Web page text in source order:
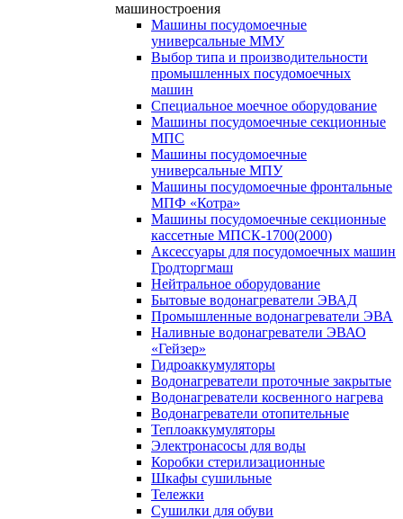
машиностроения
Машины посудомоечные
универсальные ММУ
Выбор типа и производительности
промышленных посудомоечных
машин
Специальное моечное оборудование
Машины посудомоечные секционные
МПС
Машины посудомоечные
универсальные МПУ
Машины посудомоечные фронтальные
МПФ «Котра»
Машины посудомоечные секционные
кассетные МПСК-1700(2000)
Аксессуары для посудомоечных машин
Гродторгмаш
Нейтральное оборудование
Бытовые водонагреватели ЭВАД
Промышленные водонагреватели ЭВА
Наливные водонагреватели ЭВАО
«Гейзер»
Гидроаккумуляторы
Водонагреватели проточные закрытые
Водонагреватели косвенного нагрева
Водонагреватели отопительные
Теплоаккумуляторы
Электронасосы для воды
Коробки стерилизационные
Шкафы сушильные
Тележки
Сушилки для обуви